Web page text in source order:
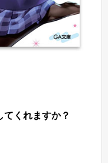
てくれますか？